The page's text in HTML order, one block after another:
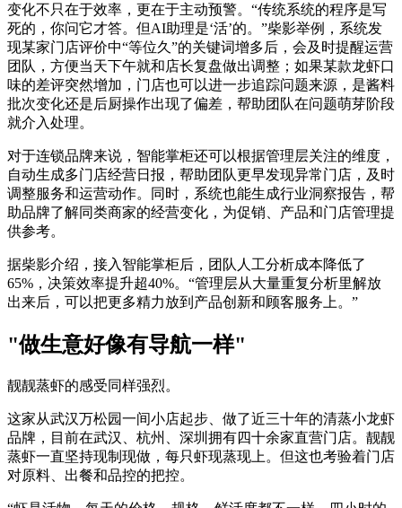
变化不只在于效率，更在于主动预警。“传统系统的程序是写
死的，你问它才答。但AI助理是‘活’的。”柴影举例，系统发
现某家门店评价中“等位久”的关键词增多后，会及时提醒运营
团队，方便当天下午就和店长复盘做出调整；如果某款龙虾口
味的差评突然增加，门店也可以进一步追踪问题来源，是酱料
批次变化还是后厨操作出现了偏差，帮助团队在问题萌芽阶段
就介入处理。
对于连锁品牌来说，智能掌柜还可以根据管理层关注的维度，
自动生成多门店经营日报，帮助团队更早发现异常门店，及时
调整服务和运营动作。同时，系统也能生成行业洞察报告，帮
助品牌了解同类商家的经营变化，为促销、产品和门店管理提
供参考。
据柴影介绍，接入智能掌柜后，团队人工分析成本降低了
65%，决策效率提升超40%。“管理层从大量重复分析里解放
出来后，可以把更多精力放到产品创新和顾客服务上。”
"做生意好像有导航一样"
靓靓蒸虾的感受同样强烈。
这家从武汉万松园一间小店起步、做了近三十年的清蒸小龙虾
品牌，目前在武汉、杭州、深圳拥有四十余家直营门店。靓靓
蒸虾一直坚持现制现做，每只虾现蒸现上。但这也考验着门店
对原料、出餐和品控的把控。